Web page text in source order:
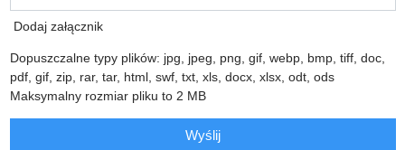
Dodaj załącznik
Dopuszczalne typy plików: jpg, jpeg, png, gif, webp, bmp, tiff, doc,
pdf, gif, zip, rar, tar, html, swf, txt, xls, docx, xlsx, odt, ods
Maksymalny rozmiar pliku to 2 MB
Wyślij